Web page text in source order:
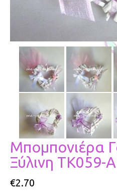
Μπομπονιέ­ρα
Ξύλινη ΤΚ059-Α
€2.70